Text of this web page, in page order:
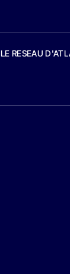
LE RESEAU